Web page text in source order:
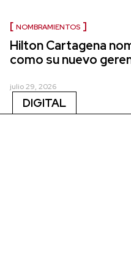
NOMBRAMIENTOS
Hilton Cartagena
como su nuevo
julio 29, 2026
DIGITAL